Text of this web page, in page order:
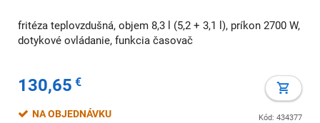
fritéza teplovzdušná, objem 8,3 l (5,2 + 3,1 l), príkon 2700 W,
dotykové ovládanie, funkcia časovač
130,65 €
Kód: 434377
NA OBJEDNÁVKU